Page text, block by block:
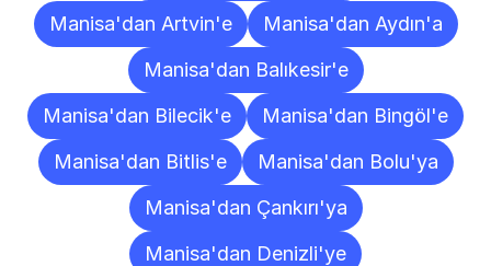
Manisa'dan Artvin'e
Manisa'dan Aydın'a
Manisa'dan Balıkesir'e
Manisa'dan Bilecik'e
Manisa'dan Bingöl'e
Manisa'dan Bitlis'e
Manisa'dan Bolu'ya
Manisa'dan Çankırı'ya
Manisa'dan Denizli'ye